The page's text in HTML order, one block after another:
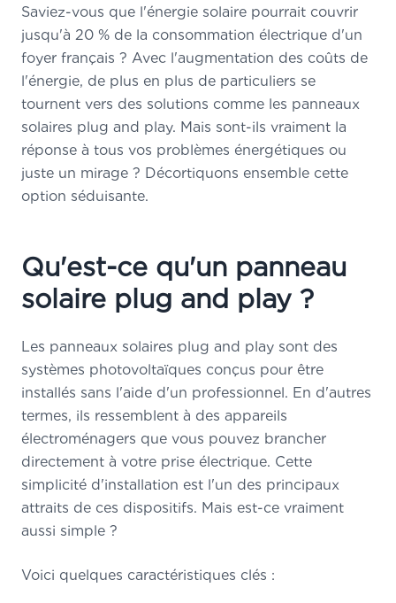
uniquement un rappel d'Arnaud.
Se faire Contacter
Saviez-vous que l'énergie solaire pourrait couvrir
jusqu'à 20 % de la consommation électrique d'un
foyer français ? Avec l'augmentation des coûts de
l'énergie, de plus en plus de particuliers se
tournent vers des solutions comme les panneaux
solaires plug and play. Mais sont-ils vraiment la
réponse à tous vos problèmes énergétiques ou
juste un mirage ? Décortiquons ensemble cette
option séduisante.
Qu'est-ce qu'un panneau
solaire plug and play ?
Les panneaux solaires plug and play sont des
systèmes photovoltaïques conçus pour être
installés sans l'aide d'un professionnel. En d'autres
termes, ils ressemblent à des appareils
électroménagers que vous pouvez brancher
directement à votre prise électrique. Cette
simplicité d'installation est l'un des principaux
attraits de ces dispositifs. Mais est-ce vraiment
aussi simple ?
Voici quelques caractéristiques clés :